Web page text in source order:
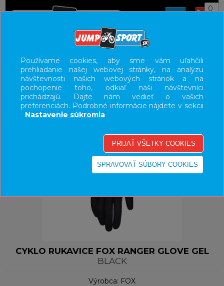
0
UŽÍVATEĽSKÝ PANEL
KATEGÓRIE
HLAVNÉ MENU
CYKLO RUKAVICE FOX RANGER GLOVE GEL
BLACK
Výrobca: FOX
Používame cookies, aby sme vám uľahčili
prehliadanie našej webovej stránky, na analýzu
návštevnosti našich webových stránok a na
pochopenie toho, odkiaľ naši návštevníci
prichádzajú. Dajte nám vedieť o vašich
preferenciách. Podrobné informácie nájdete v sekcii
- Nastavenie súkromia